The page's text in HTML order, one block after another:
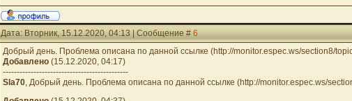
Дата: Вторник, 15.12.2020, 04:13 | Сообщение #6
Добрый день. Проблема описана по данной ссылке (http://monitor.espec.ws/section8/
Добавлено (15.12.2020, 04:17)
---------------------------------------------
Sla70, Добрый день. Проблема описана по данной ссылке (http://monitor.espec.ws/